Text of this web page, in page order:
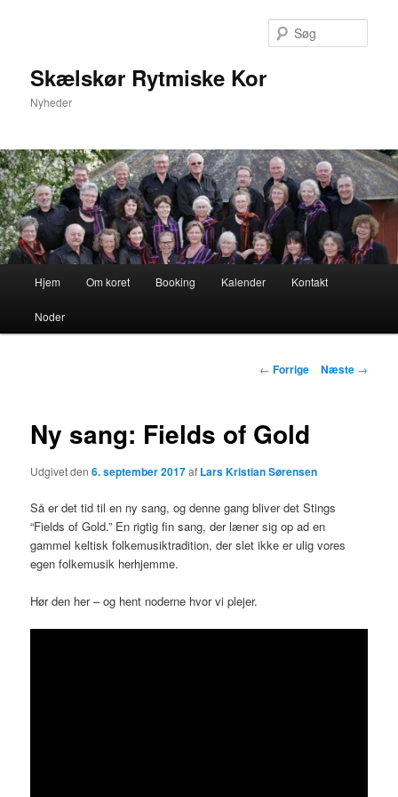
Skælskør Rytmiske Kor
Nyheder
Hjem Om koret Booking Kalender Kontakt
Noder
Indlægsnavigation
← Forrige Næste →
Ny sang: Fields of Gold
Udgivet den6. september 2017af Lars Kristian Sørensen
Så er det tid til en ny sang, og denne gang bliver det Stings
“Fields of Gold.” En rigtig fin sang, der læner sig op ad en
gammel keltisk folkemusiktradition, der slet ikke er ulig vores
egen folkemusik herhjemme.
Hør den her – og hent noderne hvor vi plejer.